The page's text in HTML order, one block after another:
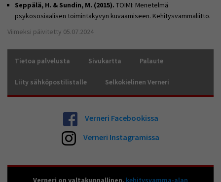
Seppälä, H. & Sundin, M. (2015). TOIMI: Menetelmä
psykososiaalisen toimintakyvyn kuvaamiseen. Kehitysvammaliitto.
Viimeksi päivitetty 05.07.2024
Tietoa palvelusta Sivukartta Palaute
Liity sähköpostilistalle Selkokielinen Verneri
Verneri Facebookissa
Verneri Instagramissa
Verneri on valtakunnallinen, kehitysvamma-alan